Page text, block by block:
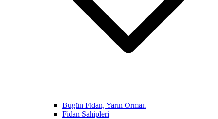
Bugün Fidan, Yarın Orman
Fidan Sahipleri